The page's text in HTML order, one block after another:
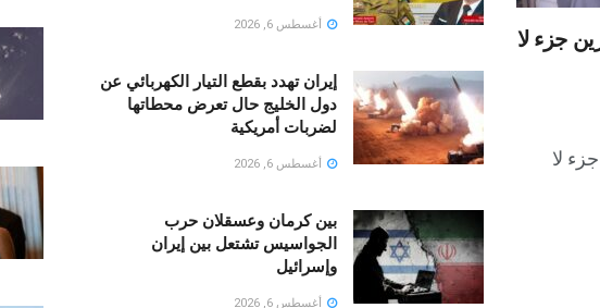
جزء لا
لا
أغسطس 6, 2026
إيران تهدد بقطع التيار الكهربائي عن
دول الخليج حال تعرض محطاتها
لضربات أمريكية
أغسطس 6, 2026
بين كرمان وعسقلان حرب
الجواسيس تشتعل بين إيران
وإسرائيل
أغسطس 6, 2026